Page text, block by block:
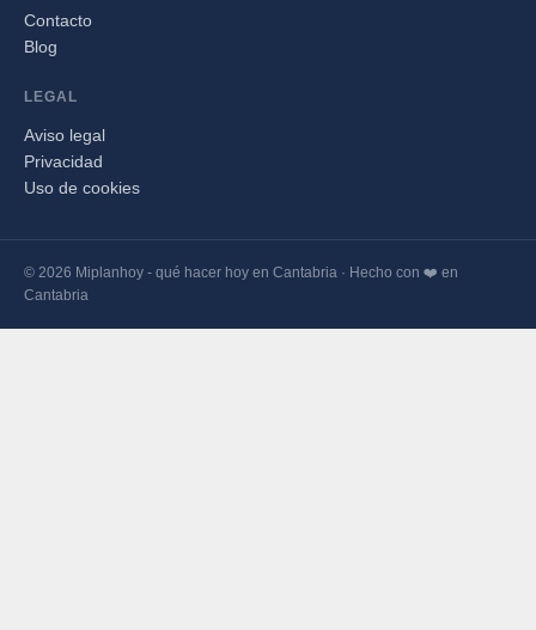
Contacto
Blog
LEGAL
Aviso legal
Privacidad
Uso de cookies
© 2026 Miplanhoy - qué hacer hoy en Cantabria · Hecho con ❤️ en
Cantabria